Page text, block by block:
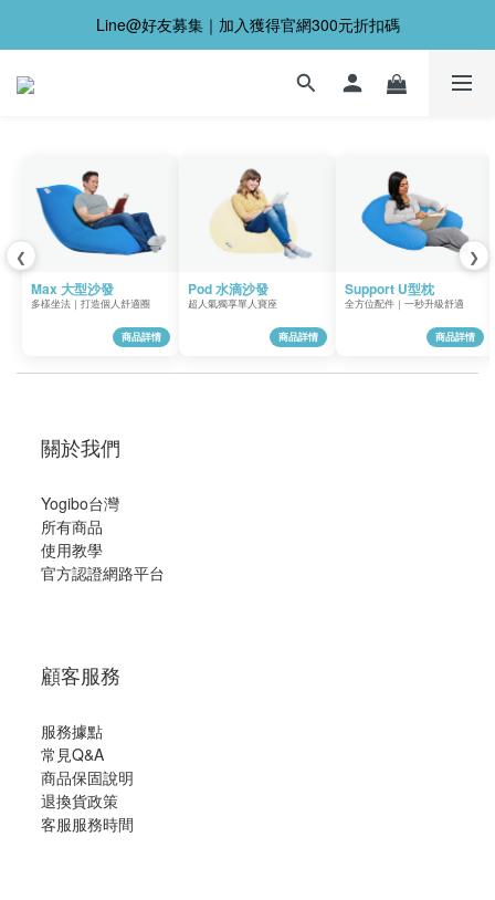
Line@好友募集｜加入獲得官網300元折扣碼
❮
Max 大型沙發
多樣坐法｜打造個人舒適圈
商品詳情
Pod 水滴沙發
超人氣獨享單人寶座
商品詳情
Support U型枕
全方位配件｜一秒升級舒適
商品詳情
❯
關於我們
Yogibo台灣
所有商品
使用教學
官方認證網路平台
顧客服務
服務據點
常見Q&A
商品保固說明
退換貨政策
客服服務時間